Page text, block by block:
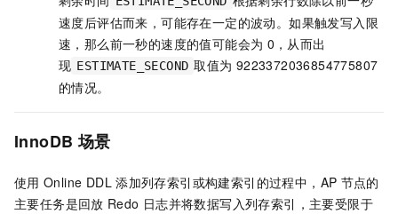
速度后评估而来，可能存在一定的波动。如果触发写入限
速，那么前一秒的速度的值可能会为 0，从而出
现 ESTIMATE_SECOND 取值为 9223372036854775807
的情况。
InnoDB 场景
使用 Online DDL 添加列存索引或构建索引的过程中，AP 节点的
主要任务是回放 Redo 日志并将数据写入列存索引，主要受限于